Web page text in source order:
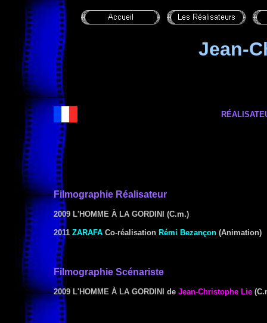
Jean-
Filmographie Réalisateur
2009 L'HOMME À LA GORDINI (C.m.)
2011 ZARAFA Co-réalisation Rémi Bezançon (Animation)
Filmographie Scénariste
2009 L'HOMME À LA GORDINI de Jean-Christophe Lie